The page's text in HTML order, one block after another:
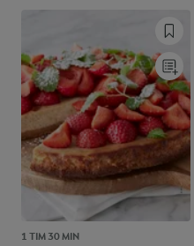
1 TIM 30 MIN